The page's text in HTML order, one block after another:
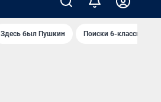
Здесь был Пушкин Поиски 6-классника